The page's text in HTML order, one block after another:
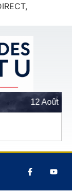
12 Août